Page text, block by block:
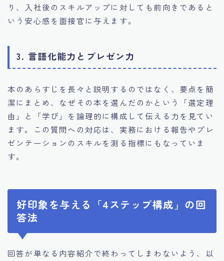
り、入社後のスキルアップに対しても前向きであると
いう安心感を面接官に与えます。
3. 言語化能力とプレゼン力
本のあらすじを長々と説明するのではなく、要点を簡
潔にまとめ、なぜその本を選んだのかという「選定理
由」と「学び」を論理的に構成して伝える力を見てい
ます。この質問への対応は、実務における報告やプレ
ゼンテーションのスキルを測る指標にもなっていま
す。
好印象を与える「4ステップ構成」の回
答法
回答が単なる内容紹介で終わってしまわないよう、以